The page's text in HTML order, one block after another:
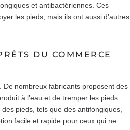
et antibactériennes. Ces
les pieds, mais ils ont aussi d’autres
DU COMMERCE
nombreux fabricants proposent des
à l’eau et de tremper les pieds.
pieds, tels que des antifongiques,
facile et rapide pour ceux qui ne